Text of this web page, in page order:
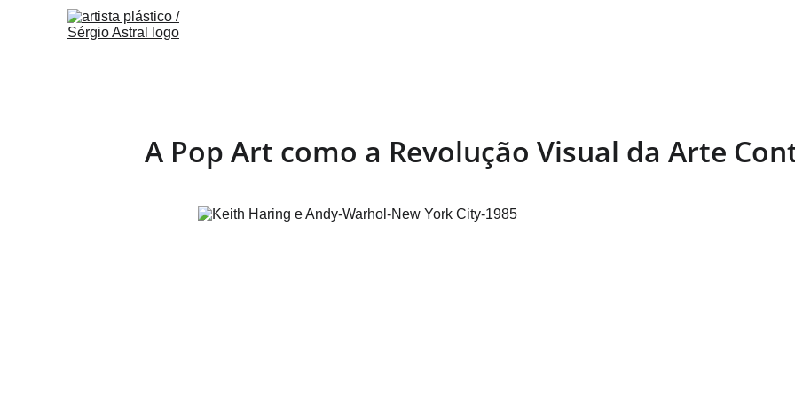
A Pop Art como a Revolução Visual da Arte